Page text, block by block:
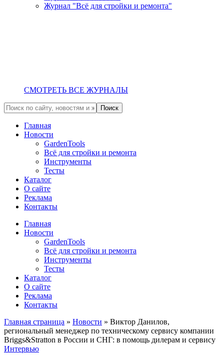
Журнал "Всё для стройки и ремонта"
СМОТРЕТЬ ВСЕ ЖУРНАЛЫ
Главная
Новости
GardenTools
Всё для стройки и ремонта
Инструменты
Тесты
Каталог
О сайте
Реклама
Контакты
Главная
Новости
GardenTools
Всё для стройки и ремонта
Инструменты
Тесты
Каталог
О сайте
Реклама
Контакты
Главная страница » Новости » Виктор Данилов,
региональный менеджер по техническому сервису компании
Briggs&Stratton в России и СНГ: в помощь дилерам и сервису
Интервью